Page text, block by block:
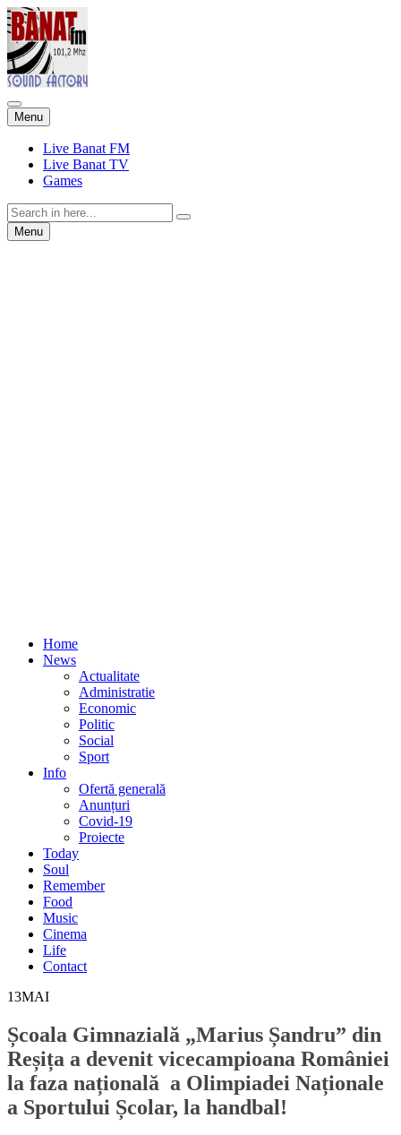
Menu Skip
to
content
Live Banat FM
Live Banat TV
Games
Search
for:Menu Skip
to
Home
News
Actualitate
Administratie
Economic
Politic
Social
Sport
Info
Ofertă generală
Anunțuri
Covid-19
Proiecte
Today
Soul
Remember
Food
Music
Cinema
Life
Contact
13MAI
Școala Gimnazială „Marius Șandru” din
Reșița a devenit vicecampioana României
la faza națională a Olimpiadei Naționale
a Sportului Școlar, la handbal!